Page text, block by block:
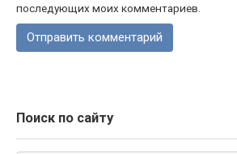
последующих моих комментариев.
Поиск по сайту